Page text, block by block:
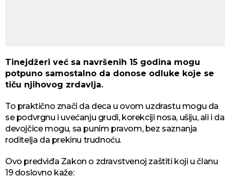
Tinejdžeri već sa navršenih 15 godina mogu
potpuno samostalno da donose odluke koje se
tiču njihovog zrdavlja.
To praktično znači da deca u ovom uzdrastu mogu da
se podvrgnu i uvećanju grudi, korekciji nosa, ušiju, ali i da
devojčice mogu, sa punim pravom, bez saznanja
roditelja da prekinu trudnoću.
Ovo predviđa Zakon o zdravstvenoj zaštiti koji u članu
19 doslovno kaže: